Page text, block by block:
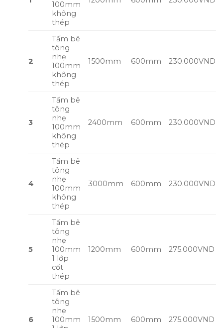
100mm
không
thép
2
Tấm bê
tông
nhẹ
100mm
không
thép
1500mm 600mm 230.000VND
3
Tấm bê
tông
nhẹ
100mm
không
thép
2400mm 600mm 230.000VND
4
Tấm bê
tông
nhẹ
100mm
không
thép
3000mm 600mm 230.000VND
5
Tấm bê
tông
nhẹ
100mm
1 lớp
cốt
thép
1200mm 600mm 275.000VND
6
Tấm bê
tông
nhẹ
100mm
1500mm 600mm 275.000VND